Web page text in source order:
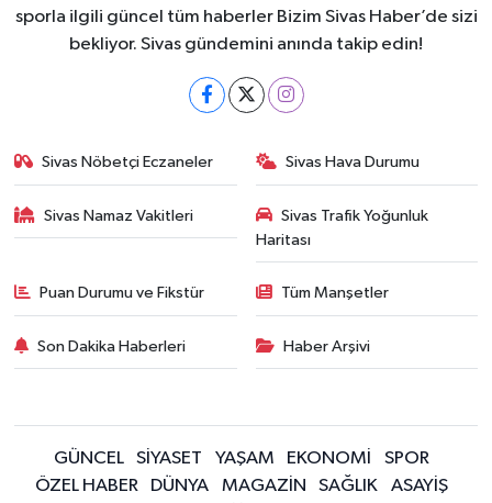
sporla ilgili güncel tüm haberler Bizim Sivas Haber’de sizi
bekliyor. Sivas gündemini anında takip edin!
Sivas Nöbetçi Eczaneler Sivas Hava Durumu
Sivas Namaz Vakitleri
Sivas Trafik Yoğunluk
Haritası
Puan Durumu ve Fikstür Tüm Manşetler
Son Dakika Haberleri Haber Arşivi
GÜNCEL SİYASET YAŞAM EKONOMİ
SPOR
ÖZEL HABER
DÜNYA MAGAZİN SAĞLIK
ASAYİŞ